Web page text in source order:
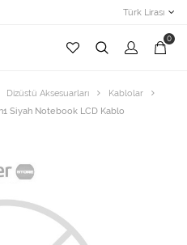
Türk Lirası
0
Dizüstü Aksesuarları
Kablolar
Siyah Notebook LCD Kablo